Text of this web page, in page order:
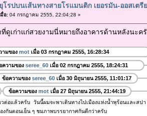
โรปบนเส้นทางสายโรแมนติก เยอรมัน-ออสเตรี
อ:04 กรกฎาคม 2555, 22:04:28 »
ที่ดูเก่าแก่สวยงามนี่หมายถึงอาคารด้านหลังนะค
ามของ motเมื่อ 03 กรกฎาคม 2555, 16:28:34
ความของ seree_60เมื่อ 02 กรกฎาคม 2555, 18:24:31
ข้อความของ seree_60เมื่อ 30 มิถุนายน 2555, 11:01:17
ข้อความของ motเมื่อ 27 มิถุนายน 2555, 21:44:19
วต่อแล้วครับ วันนี้ผมจะพาเดินทางไปเมืองแห่งน้ำพุร้อนและสป
องกันตอนเย็น ๆ ชมภาพบรรยากาศกันดีกว่าครับ